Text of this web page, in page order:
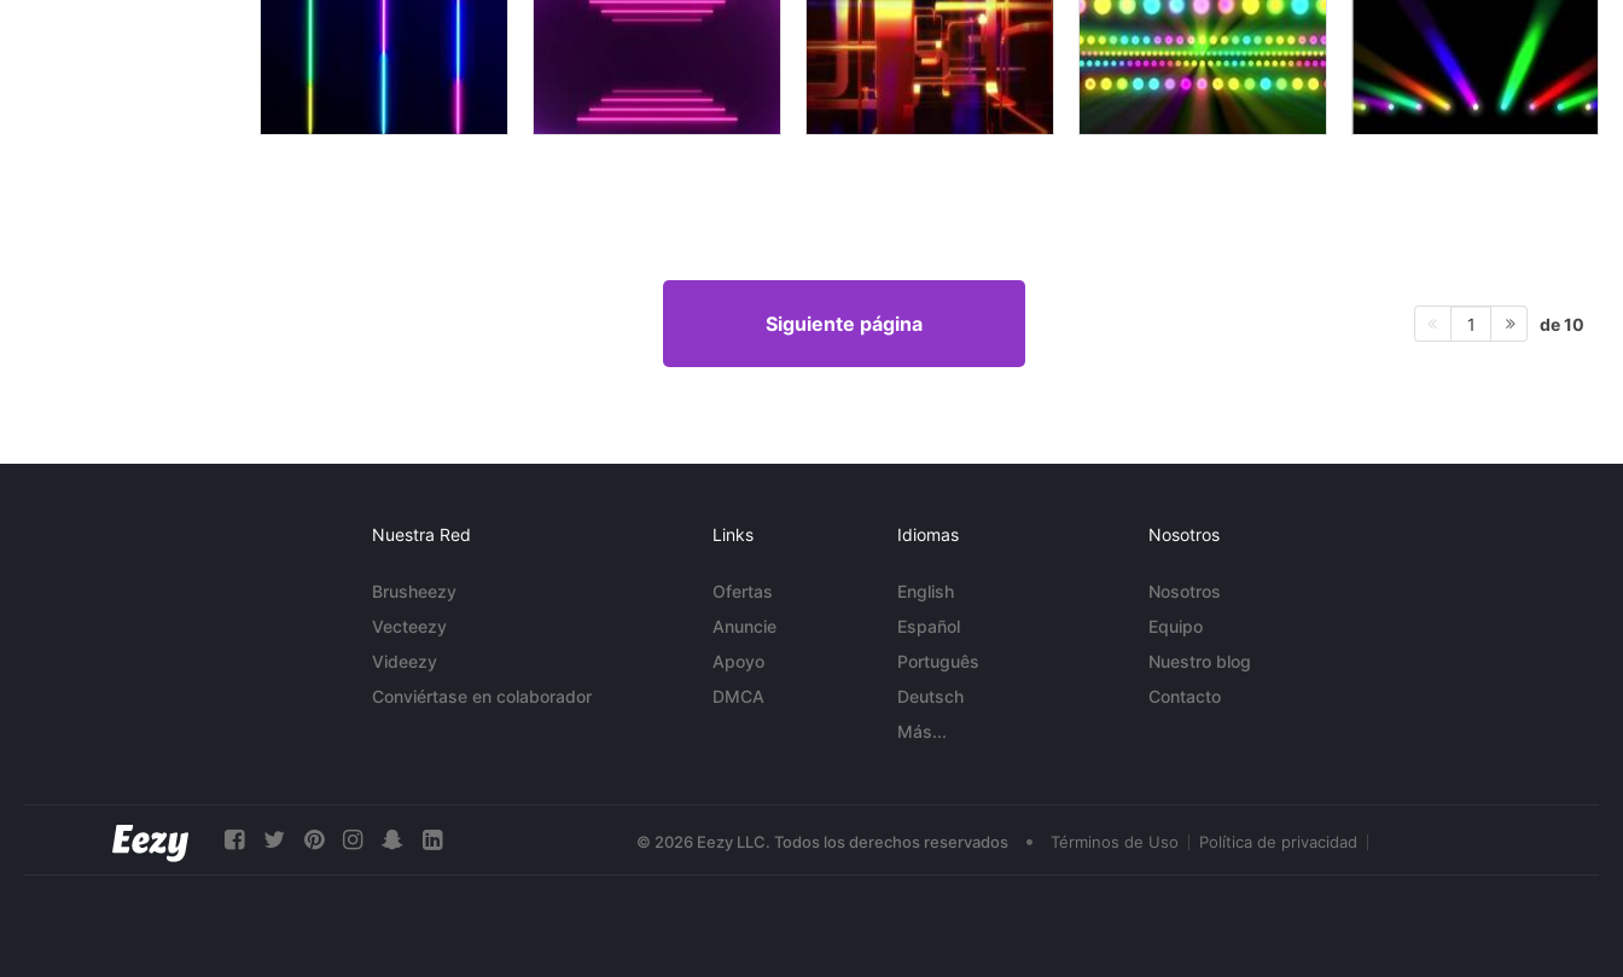
Siguiente página 1 de 10
Nuestra Red
Brusheezy
Vecteezy
Videezy
Conviértase en colaborador
Links
Ofertas
Anuncie
Apoyo
DMCA
Idiomas
English
Español
Português
Deutsch
Más...
Nosotros
Nosotros
Equipo
Nuestro blog
Contacto
© 2026 Eezy LLC. Todos los derechos reservados • Términos de Uso Política de privacidad